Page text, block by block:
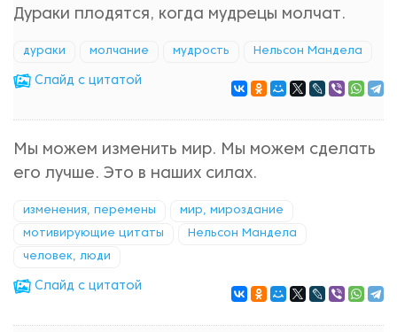
Дураки плодятся, когда мудрецы молчат.
дураки молчание мудрость Нельсон Мандела
Cлайд с цитатой
Мы можем изменить мир. Мы можем сделать
его лучше. Это в наших силах.
изменения, перемены мир, мироздание
мотивирующие цитаты Нельсон Мандела
человек, люди
Cлайд с цитатой